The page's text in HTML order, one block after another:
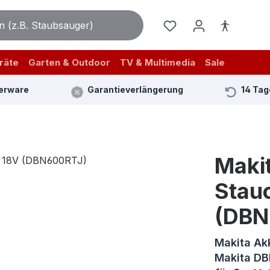
Garten & Outdoor TV & Multimedia Sale
Garantieverlängerung 14
Makita
Makita